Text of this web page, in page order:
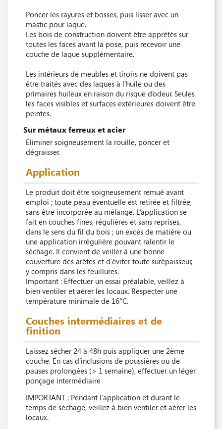
Poncer les rayures et bosses, puis lisser avec un
mastic pour laque.
Les bois de construction doivent être apprêtés sur
toutes les faces avant la pose, puis recevoir une
couche de laque supplémentaire.
Les intérieurs de meubles et tiroirs ne doivent pas
être traités avec des laques à l’huile ou des
primaires huileux en raison du risque d’odeur. Seules
les faces visibles et surfaces extérieures doivent être
peintes.
Sur métaux ferreux et acier
Éliminer soigneusement la rouille, poncer et
dégraisser.
Application
Le produit doit être soigneusement remué avant
emploi ; toute peau éventuelle est retirée et filtrée,
sans être incorporée au mélange. L’application se
fait en couches fines, régulières et sans reprises,
dans le sens du fil du bois ; un excès de matière ou
une application irrégulière pouvant ralentir le
séchage. Il convient de veiller à une bonne
couverture des arêtes et d’éviter toute surépaisseur,
y compris dans les feuillures.
Important : Effectuer un essai préalable, veillez à
bien ventiler et aérer les locaux. Respecter une
température minimale de 16°C.
Couches intermédiaires et de
finition
Laissez sécher 24 à 48h puis appliquer une 2ème
couche. En cas d’inclusions de poussières ou de
pauses prolongées (> 1 semaine), effectuer un léger
ponçage intermédiaire
IMPORTANT : Pendant l’application et durant le
temps de séchage, veillez à bien ventiler et aérer les
locaux.